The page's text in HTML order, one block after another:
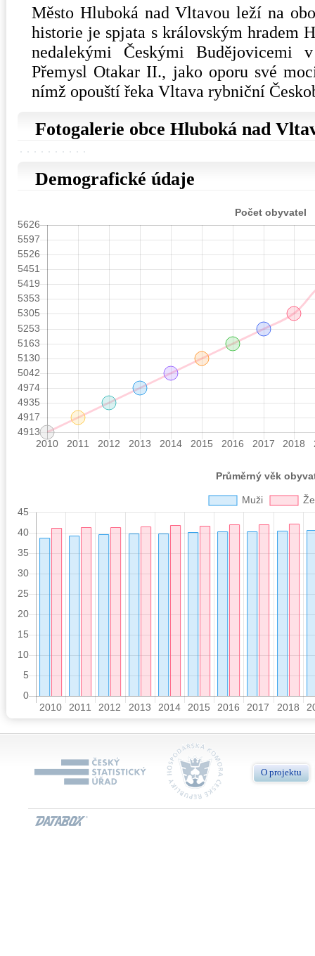
Město Hluboká nad Vltavou leží na
historie je spjata s královským hradem
nedalekými Českými
Přemysl Otakar II., jako oporu své
nímž opouští řeka Vltava rybniční
Fotogalerie obce Hluboká nad
Demografické údaje
O projektu